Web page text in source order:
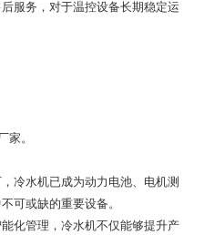
务，对于温控设备长期稳定运
。
水机已成为动力电池、电机测
可或缺的重要设备。
管理，冷水机不仅能够提升产